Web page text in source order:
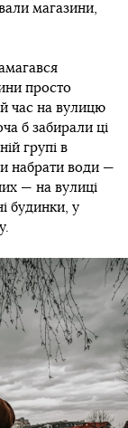
магазини,
просто
час на вулицю
б забирали ці
групі в
набрати води —
— на вулиці
будинки, у